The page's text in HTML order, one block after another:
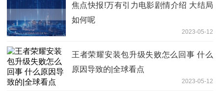
焦点快报!万有引力电影剧情介绍 大结局
如何呢
2023-05-12
王者荣耀安装包升级失败怎么回事 什么
原因导致的|全球看点
2023-05-12